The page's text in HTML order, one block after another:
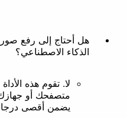
تجميلهل أحتاج إلى رفع
الذكاء الاصطناعي؟
لا. تقوم هذه الأداة
متصفحك أو جهازك.
يضمن أقصى